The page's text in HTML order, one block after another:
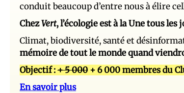
conduit beaucoup d’entre nous à élire
ChezVert, l’écologie est à la Une tous
Climat, biodiversité, santé et
mémoire de tout le monde quand
Objectif :+ 5 000 + 6 000 membres du
En savoir plus